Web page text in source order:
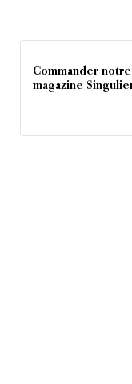
Commander notre
magazine